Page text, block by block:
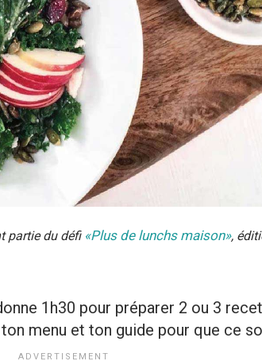
partie du défi «Plus de lunchs maison»,
1h30 pour préparer 2 ou 3
menu et ton guide pour que ce